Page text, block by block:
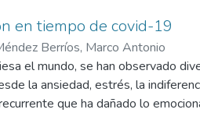
en tiempo de covid-19
Berríos, Marco Antonio
el mundo, se han observado
la ansiedad, estrés, la
que ha dañado lo